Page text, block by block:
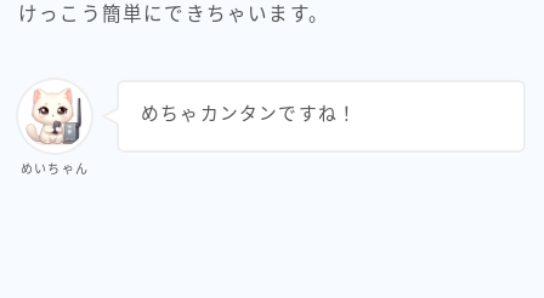
けっこう簡単にできちゃいます。
めいちゃん
めちゃカンタンですね！